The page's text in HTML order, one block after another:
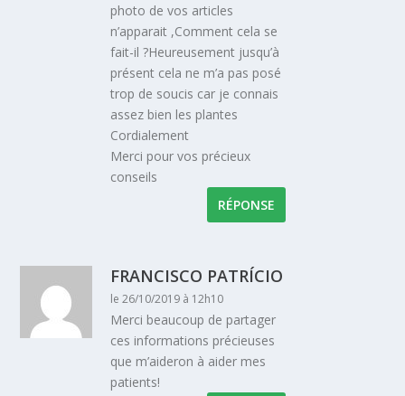
photo de vos articles
n’apparait ,Comment cela se
fait-il ?Heureusement jusqu’à
présent cela ne m’a pas posé
trop de soucis car je connais
assez bien les plantes
Cordialement
Merci pour vos précieux
conseils
RÉPONSE
FRANCISCO PATRÍCIO
le 26/10/2019 à 12h10
Merci beaucoup de partager
ces informations précieuses
que m’aideron à aider mes
patients!